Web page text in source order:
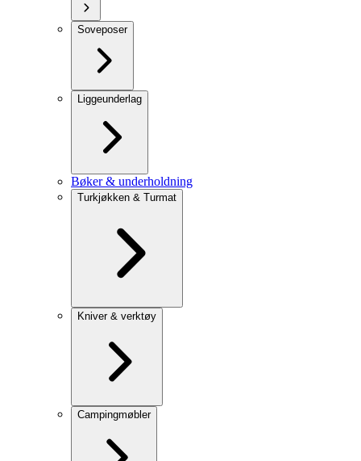
Soveposer
Liggeunderlag
Bøker & underholdning
Turkjøkken & Turmat
Kniver & verktøy
Campingmøbler